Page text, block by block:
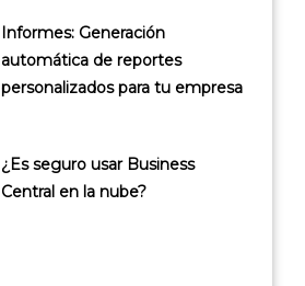
Informes: Generación
automática de reportes
personalizados para tu empresa
¿Es seguro usar Business
Central en la nube?